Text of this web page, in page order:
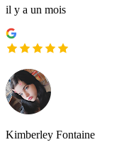
il y a un mois
Kimberley Fontaine